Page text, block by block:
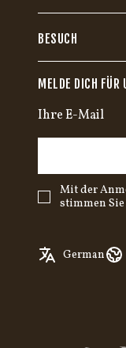
BESUCH
MELDE DICH FÜR
Mit der
stimmen
German
English